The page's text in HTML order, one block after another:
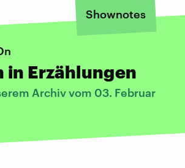
Shownotes
in Erzählungen
Archiv vom 03. Februar